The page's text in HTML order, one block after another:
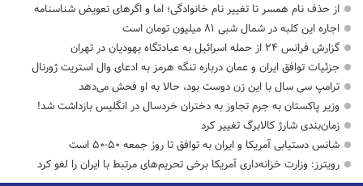
از حذف نام همسر تا تغییر نام خانوادگی؛ اما و اگرهای تعویض شناسنامه
اجاره این کلبه در شمال شبی ۸۱ میلیون تومان است
گزارش فرانس ۲۴ از حمله اسرائیل به عبادتگاه یهودیان در تهران
جزئیات توافق ایران و عمان درباره تنگه هرمز به ادعای وال استریت ژورنال
ترامپ سی سال با این زن دوست بود، حالا به او فحش می‌دهد
وزیر پاکستان به جرم تجاوز به دختران خردسال در انگلیس بازداشت شد!
زمان‌بندی شارژ کالابرگ تغییر کرد
شانس دستیابی آمریکا و ایران به توافق تا روز جمعه ۵۰-۵۰ است
رویترز: وزارت خزانه‌داری آمریکا برخی تحریم‌های مرتبط با ایران را لغو کرد